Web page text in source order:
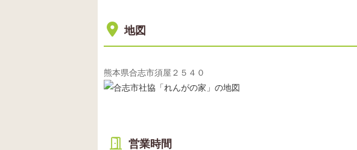
地図
熊本県合志市須屋２５４０
営業時間